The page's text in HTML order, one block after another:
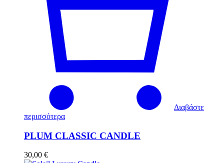
Διαβάστε
περισσότερα
PLUM CLASSIC CANDLE
30,00 €